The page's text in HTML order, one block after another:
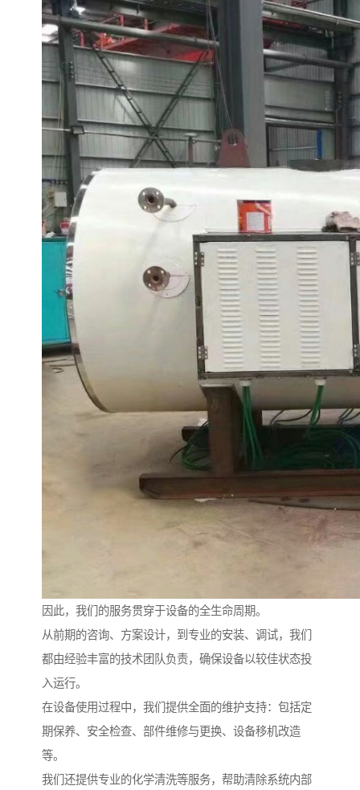
因此，我们的服务贯穿于设备的全生命周期。
从前期的咨询、方案设计，到专业的安装、调试，我们
都由经验丰富的技术团队负责，确保设备以较佳状态投
入运行。
在设备使用过程中，我们提供全面的维护支持：包括定
期保养、安全检查、部件维修与更换、设备移机改造
等。
我们还提供专业的化学清洗等服务，帮助清除系统内部